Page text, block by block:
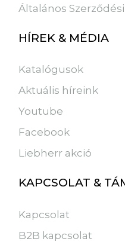
Általános
HÍREK & MÉDIA
Katalógusok
Aktuális híreink
Youtube
Facebook
Liebherr akció
KAPCSOLAT &
Kapcsolat
B2B kapcsolat